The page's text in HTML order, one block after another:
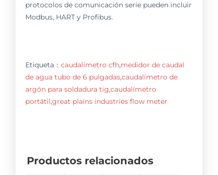
protocolos de comunicación serie pueden incluir
Modbus, HART y Profibus.
Etiqueta：caudalímetro cfh,medidor de caudal
de agua tubo de 6 pulgadas,caudalímetro de
argón para soldadura tig,caudalímetro
portátil,great plains industries flow meter
Productos relacionados